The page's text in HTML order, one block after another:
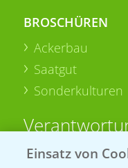
BROSCHÜREN
Ackerbau
Saatgut
Sonderkulturen
Einsatz von